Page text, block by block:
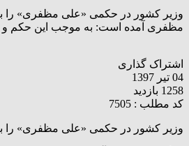
وزیر کشور در حکمی «علی مظفری» را
مظفری آمده است: به موجب این حکم و
اشتراک گذاری
04 تیر 1397
1258 بازدید
کد مطلب : 7505
وزیر کشور در حکمی «علی مظفری» را